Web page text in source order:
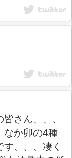
さん、、、
なか卯の4種
、、、凄く